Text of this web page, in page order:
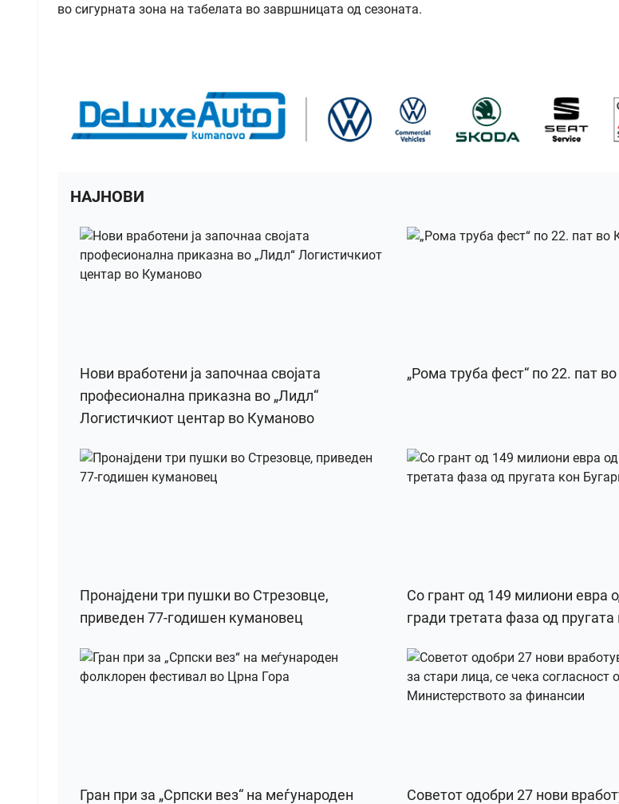
во сигурната зона на табелата во завршницата од сезоната.
НАЈНОВИ
Нови вработени ја започнаа својата
професионална приказна во „Лидл“
Логистичкиот центар во Куманово
„Рома труба фест“ по 22. пат
Пронајдени три пушки во Стрезовце,
приведен 77-годишен кумановец
Со грант од 149 милиони евра
гради третата фаза од пругата
Гран при за „Српски вез“ на меѓународен
Советот одобри 27 нови